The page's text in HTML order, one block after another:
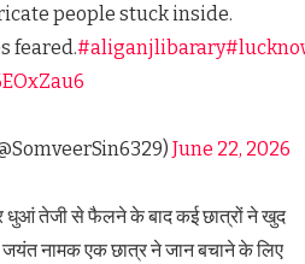
people stuck inside.
feared.#aliganjlibarary
June 22, 2026
धुआं तेजी से फैलने के बाद कई छात्रों ने खुद
नामक एक छात्र ने जान बचाने के लिए